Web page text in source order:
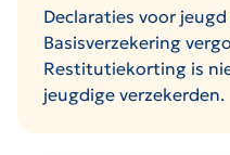
Declaraties voor
Basisverzekering
Restitutiekorting is
jeugdige verzekerden.